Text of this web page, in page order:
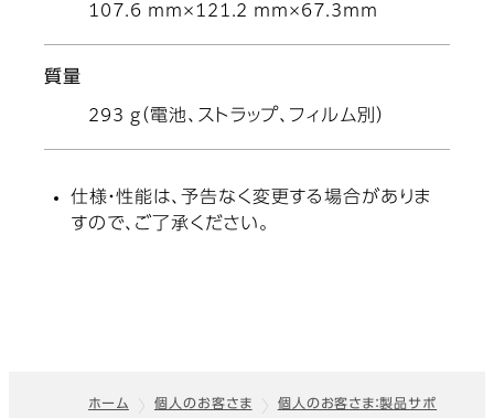
107.6 mm×121.2 mm×67.3mm
質量
293 g（電池、ストラップ、フィルム別）
仕様・性能は、予告なく変更する場合がありま
すので、ご了承ください。
ホーム 個人のお客さま
個人のお客さま：製品サポ